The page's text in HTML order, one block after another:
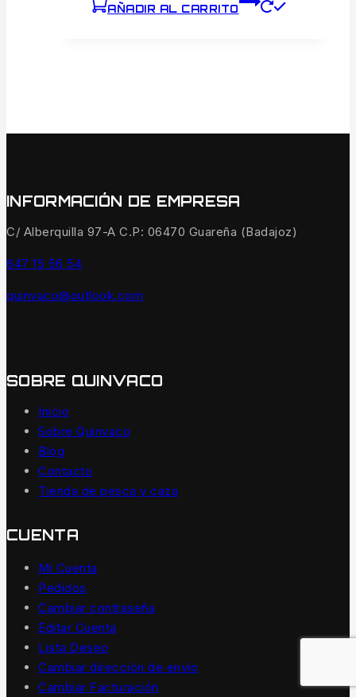
AÑADIR AL CARRITO
INFORMACIÓN DE EMPRESA
C/ Alberquilla 97-A C.P: 06470 Guareña (Badajoz)
647 15 56 54
quinvaco@outlook.com
SOBRE QUINVACO
Inicio
Sobre Quinvaco
Blog
Contacto
Tienda de pesca y caza
CUENTA
Mi Cuenta
Pedidos
Cambiar contraseña
Editar Cuenta
Lista Deseo
Cambiar dirección de envío
Cambiar Facturación